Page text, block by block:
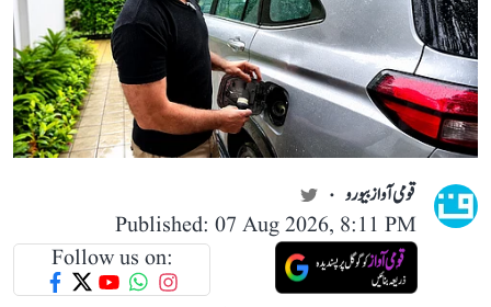
قومی آواز بیورو
Published: 07 Aug 2026, 8:11 PM
Follow us on: